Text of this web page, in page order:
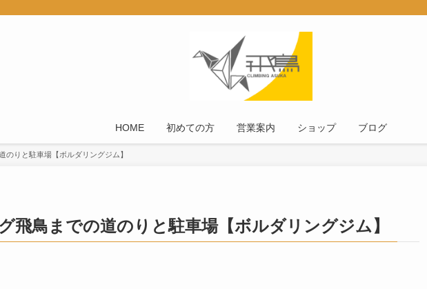
HOME 初めての方 営業案内 ショップ ブログ
のりと駐車場【ボルダリングジム】
飛鳥までの道のりと駐車場【ボルダリングジム】